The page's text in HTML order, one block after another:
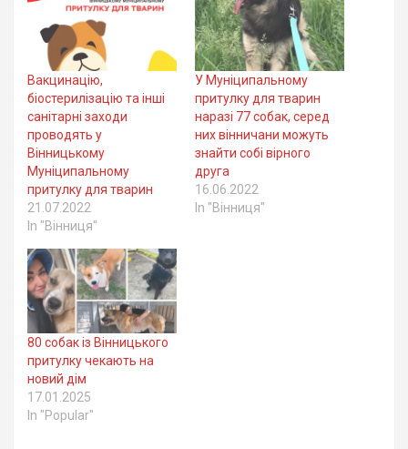
Вакцинацію,
біостерилізацію та інші
санітарні заходи
проводять у
Вінницькому
Муніципальному
притулку для тварин
21.07.2022
In "Вінниця"
У Муніципальному
притулку для тварин
наразі 77 собак, серед
них вінничани можуть
знайти собі вірного
друга
16.06.2022
In "Вінниця"
80 собак із Вінницького
притулку чекають на
новий дім
17.01.2025
In "Popular"